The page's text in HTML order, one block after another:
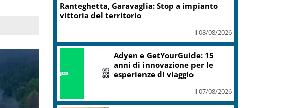
Ranteghetta, Garavaglia: Stop a impianto
vittoria del territorio
il 08/08/2026
Adyen e GetYourGuide: 15
anni di innovazione per le
esperienze di viaggio
il 07/08/2026